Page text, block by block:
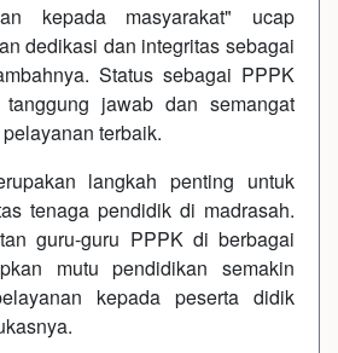
kepada masyarakat" ucap
dedikasi dan integritas sebagai
Status sebagai PPPK
jawab dan semangat
terbaik.
langkah penting untuk
tenaga pendidik di madrasah.
guru-guru PPPK di berbagai
mutu pendidikan semakin
kepada peserta didik